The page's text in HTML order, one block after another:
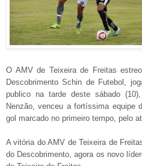
O AMV de Teixeira de Freitas
Descobrimento Schin de Futebol,
publico na tarde deste sábado
Nenzão, venceu a fortíssima equipe
gol marcado no primeiro tempo, pelo
A vitória do AMV de Teixeira de
do Descobrimento, agora os novo